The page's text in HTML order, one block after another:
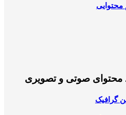
محتوایی
محتوای صوتی و تصویری
گرافیک